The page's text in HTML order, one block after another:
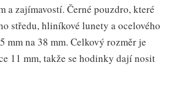
a zajímavostí. Černé pouzdro, které
středu, hliníkové lunety a ocelového
mm na 38 mm. Celkový rozměr je
11 mm, takže se hodinky dají nosit